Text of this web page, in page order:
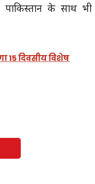
के साथ भी
15 दिवसीय विशेष